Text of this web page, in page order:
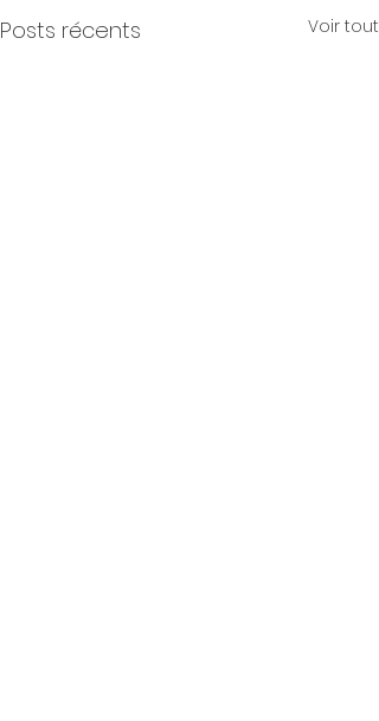
Posts récents Voir tout